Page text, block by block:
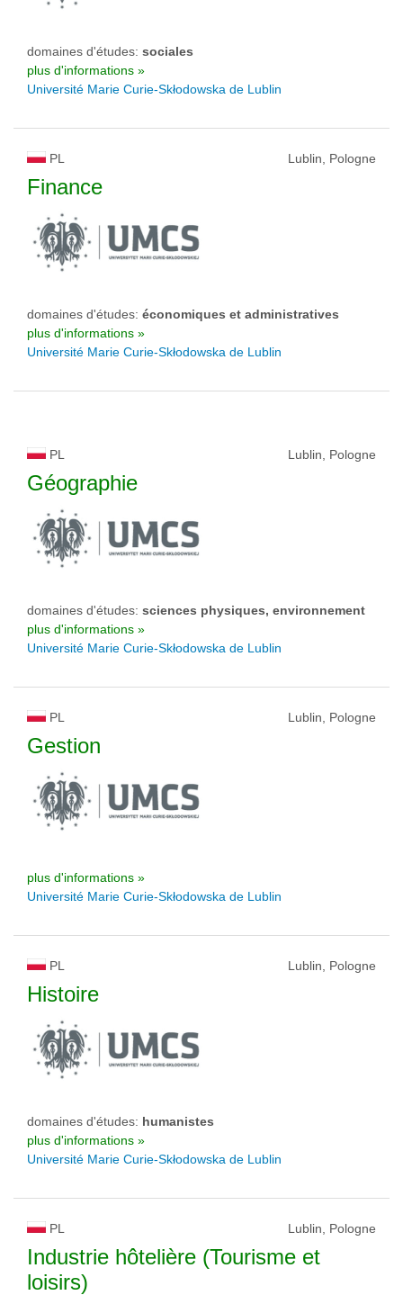
domaines d'études: sociales
plus d'informations »
Université Marie Curie-Skłodowska de Lublin
PL Lublin, Pologne
Finance
domaines d'études: économiques et administratives
plus d'informations »
Université Marie Curie-Skłodowska de Lublin
PL Lublin, Pologne
Géographie
domaines d'études: sciences physiques, environnement
plus d'informations »
Université Marie Curie-Skłodowska de Lublin
PL Lublin, Pologne
Gestion
plus d'informations »
Université Marie Curie-Skłodowska de Lublin
PL Lublin, Pologne
Histoire
domaines d'études: humanistes
plus d'informations »
Université Marie Curie-Skłodowska de Lublin
PL Lublin, Pologne
Industrie hôtelière (Tourisme et
loisirs)